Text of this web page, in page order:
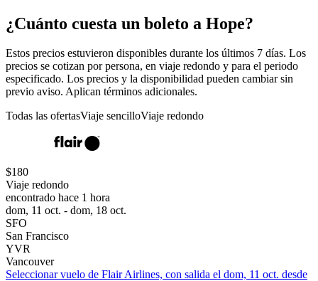
¿Cuánto cuesta un boleto a Hope?
Estos precios estuvieron disponibles durante los últimos 7 días. Los
precios se cotizan por persona, en viaje redondo y para el periodo
especificado. Los precios y la disponibilidad pueden cambiar sin
previo aviso. Aplican términos adicionales.
Todas las ofertasViaje sencilloViaje redondo
$180
Viaje redondo
encontrado hace 1 hora
dom, 11 oct. - dom, 18 oct.
SFO
San Francisco
YVR
Vancouver
Seleccionar vuelo de Flair Airlines, con salida el dom, 11 oct. desde